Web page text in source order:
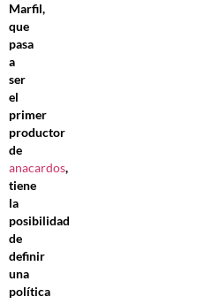
Marfil,
que
pasa
a
ser
el
primer
productor
de
anacardos,
tiene
la
posibilidad
de
definir
una
política